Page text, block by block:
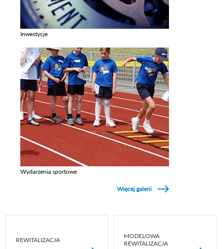
Inwestycje
Wydarzenia sportowe
Więcej galerii
REWITALIZACJA
MODELOWA
REWITALIZACJA